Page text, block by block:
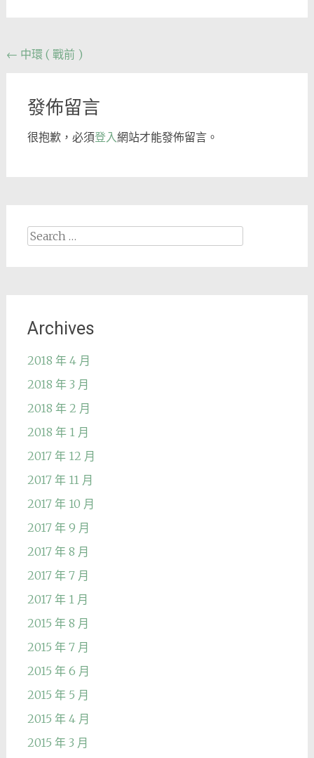
Post
← 中環 ( 戰前 )
發佈留言
很抱歉，必須登入網站才能發佈留言。
Search
for:
Archives
2018 年 4 月
2018 年 3 月
2018 年 2 月
2018 年 1 月
2017 年 12 月
2017 年 11 月
2017 年 10 月
2017 年 9 月
2017 年 8 月
2017 年 7 月
2017 年 1 月
2015 年 8 月
2015 年 7 月
2015 年 6 月
2015 年 5 月
2015 年 4 月
2015 年 3 月